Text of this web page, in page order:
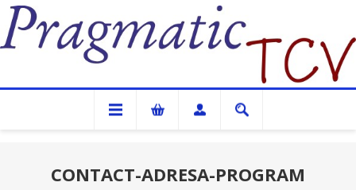
Pragmatic TCV
CONTACT-ADRESA-PROGRAM